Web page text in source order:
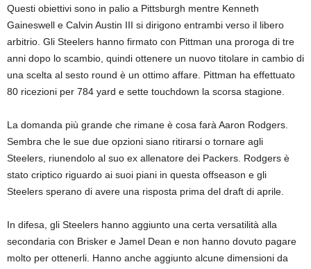
Questi obiettivi sono in palio a Pittsburgh mentre Kenneth
Gaineswell e Calvin Austin III si dirigono entrambi verso il libero
arbitrio. Gli Steelers hanno firmato con Pittman una proroga di tre
anni dopo lo scambio, quindi ottenere un nuovo titolare in cambio di
una scelta al sesto round è un ottimo affare. Pittman ha effettuato
80 ricezioni per 784 yard e sette touchdown la scorsa stagione.
La domanda più grande che rimane è cosa farà Aaron Rodgers.
Sembra che le sue due opzioni siano ritirarsi o tornare agli
Steelers, riunendolo al suo ex allenatore dei Packers. Rodgers è
stato criptico riguardo ai suoi piani in questa offseason e gli
Steelers sperano di avere una risposta prima del draft di aprile.
In difesa, gli Steelers hanno aggiunto una certa versatilità alla
secondaria con Brisker e Jamel Dean e non hanno dovuto pagare
molto per ottenerli. Hanno anche aggiunto alcune dimensioni da